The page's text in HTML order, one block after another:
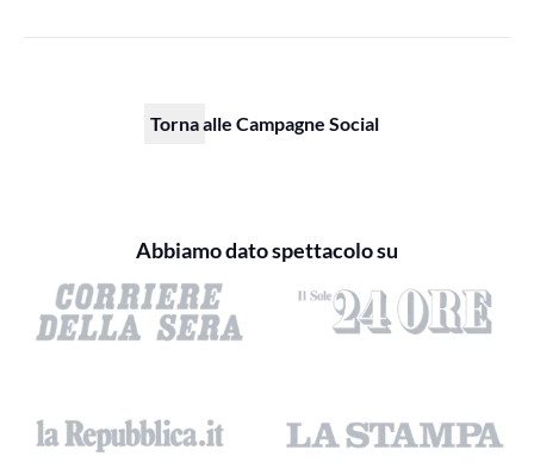
Torna alle Campagne Social
Abbiamo dato spettacolo su